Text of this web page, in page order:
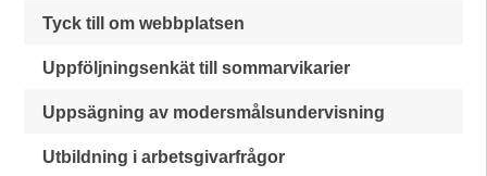
Tyck till om webbplatsen
Uppföljningsenkät till sommarvikarier
Uppsägning av modersmålsundervisning
Utbildning i arbetsgivarfrågor